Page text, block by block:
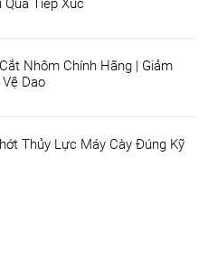
Quả Tiếp Xúc
Nhôm Chính Hãng | Giảm
Dao
Thủy Lực Máy Cày Đúng Kỹ